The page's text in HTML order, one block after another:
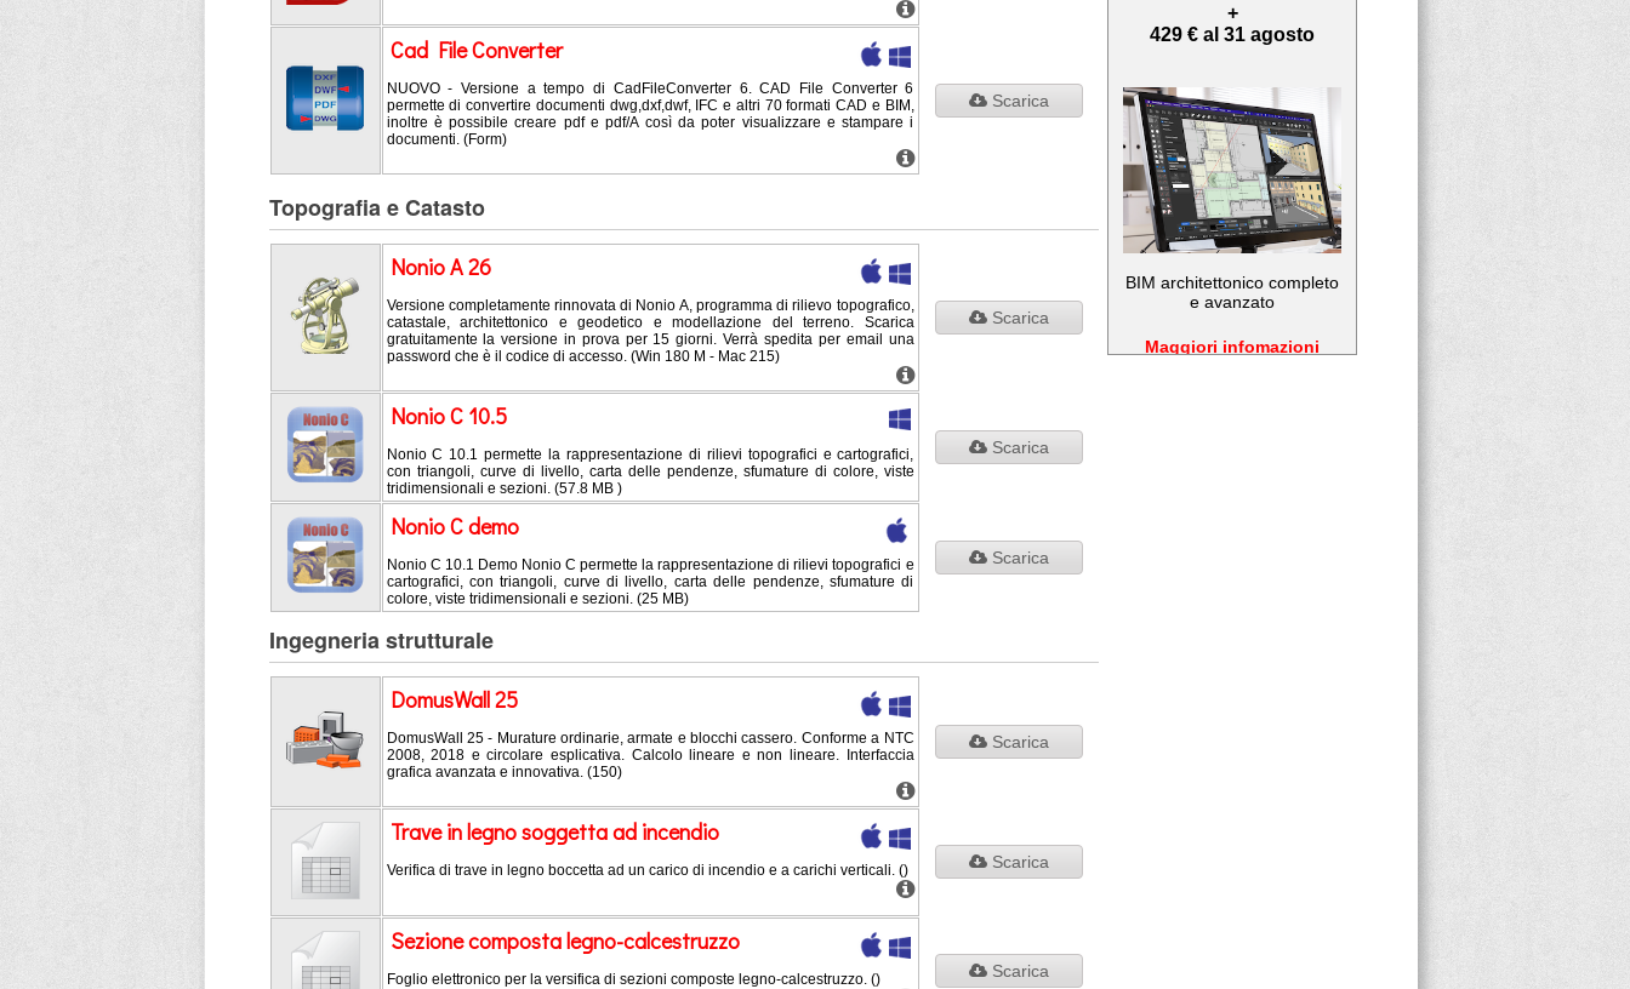
Cad File Converter
NUOVO - Versione a tempo di CadFileConverter 6. CAD File Converter 6
permette di convertire documenti dwg,dxf,dwf, IFC e altri 70 formati CAD e BIM,
inoltre è possibile creare pdf e pdf/A così da poter visualizzare e stampare i
documenti. (Form)
Scarica
Topografia e Catasto
Nonio A 26
Versione completamente rinnovata di Nonio A, programma di rilievo topografico,
catastale, architettonico e geodetico e modellazione del terreno. Scarica
gratuitamente la versione in prova per 15 giorni. Verrà spedita per email una
password che è il codice di accesso. (Win 180 M - Mac 215)
Scarica
Nonio C 10.5
Nonio C 10.1 permette la rappresentazione di rilievi topografici e cartografici,
con triangoli, curve di livello, carta delle pendenze, sfumature di colore, viste
tridimensionali e sezioni. (57.8 MB )
Scarica
Nonio C demo
Nonio C 10.1 Demo Nonio C permette la rappresentazione di rilievi topografici e
cartografici, con triangoli, curve di livello, carta delle pendenze, sfumature di
colore, viste tridimensionali e sezioni. (25 MB)
Scarica
Ingegneria strutturale
DomusWall 25
DomusWall 25 - Murature ordinarie, armate e blocchi cassero. Conforme a NTC
2008, 2018 e circolare esplicativa. Calcolo lineare e non lineare. Interfaccia
grafica avanzata e innovativa. (150)
Scarica
Trave in legno soggetta ad incendio
Verifica di trave in legno boccetta ad un carico di incendio e a carichi verticali. () Scarica
Sezione composta legno-calcestruzzo
Foglio elettronico per la versifica di sezioni composte legno-calcestruzzo. () Scarica